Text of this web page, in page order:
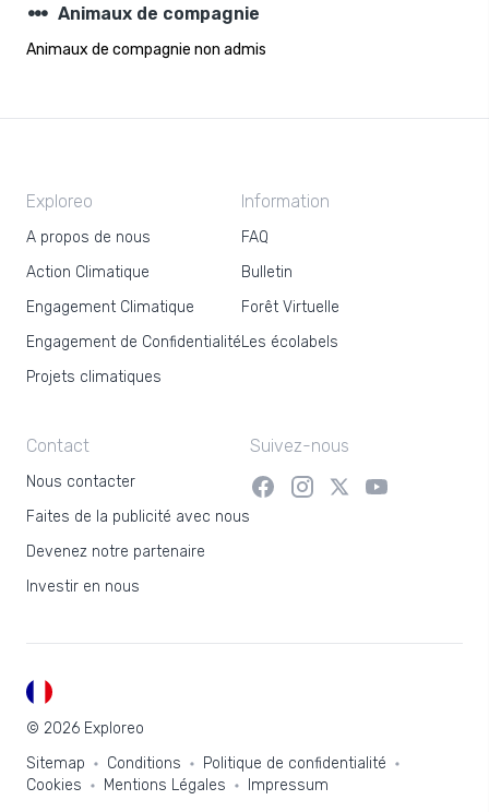
steppers Animaux de compagnie
Animaux de compagnie non admis
Exploreo
A propos de nous
Action Climatique
Engagement Climatique
Engagement de Confidentialité
Projets climatiques
Information
FAQ
Bulletin
Forêt Virtuelle
Les écolabels
Contact
Nous contacter
Faites de la publicité avec nous
Devenez notre partenaire
Investir en nous
Suivez-nous
© 2026 Exploreo
Sitemap
Conditions
Politique de confidentialité
Cookies
Mentions Légales Impressum